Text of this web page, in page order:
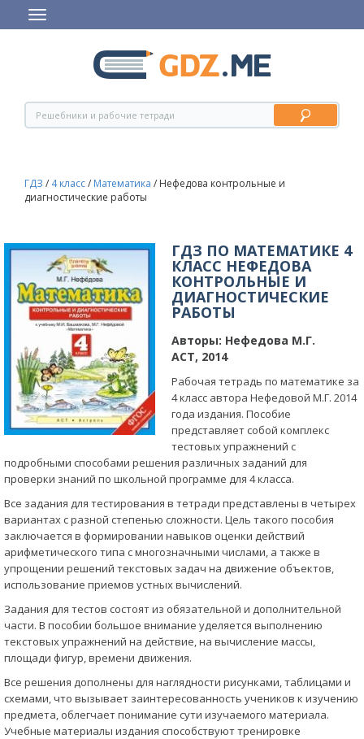
ГДЗ / 4 класс/ Математика / Нефедова контрольные и
диагностические работы
ГДЗ ПО МАТЕМАТИКЕ 4
КЛАСС НЕФЕДОВА
КОНТРОЛЬНЫЕ И
ДИАГНОСТИЧЕСКИЕ
РАБОТЫ
Авторы: Нефедова М.Г.
АСТ, 2014
Рабочая тетрадь по математике за
4 класс автора Нефедовой М.Г. 2014
года издания. Пособие
представляет собой комплекс
тестовых упражнений с
подробными способами решения различных заданий для
проверки знаний по школьной программе для 4 класса.
Все задания для тестирования в тетради представлены в четырех
вариантах с разной степенью сложности. Цель такого пособия
заключается в формировании навыков оценки действий
арифметического типа с многозначными числами, а также в
упрощении решений текстовых задач на движение объектов,
использование приемов устных вычислений.
Задания для тестов состоят из обязательной и дополнительной
части. В пособии большое внимание уделяется выполнению
текстовых упражнений на действие, на вычисление массы,
площади фигур, времени движения.
Все решения дополнены для наглядности рисунками, таблицами и
схемами, что вызывает заинтересованность учеников к изучению
предмета, облегчает понимание сути изучаемого материала.
Учебные материалы издания способствуют тренировке